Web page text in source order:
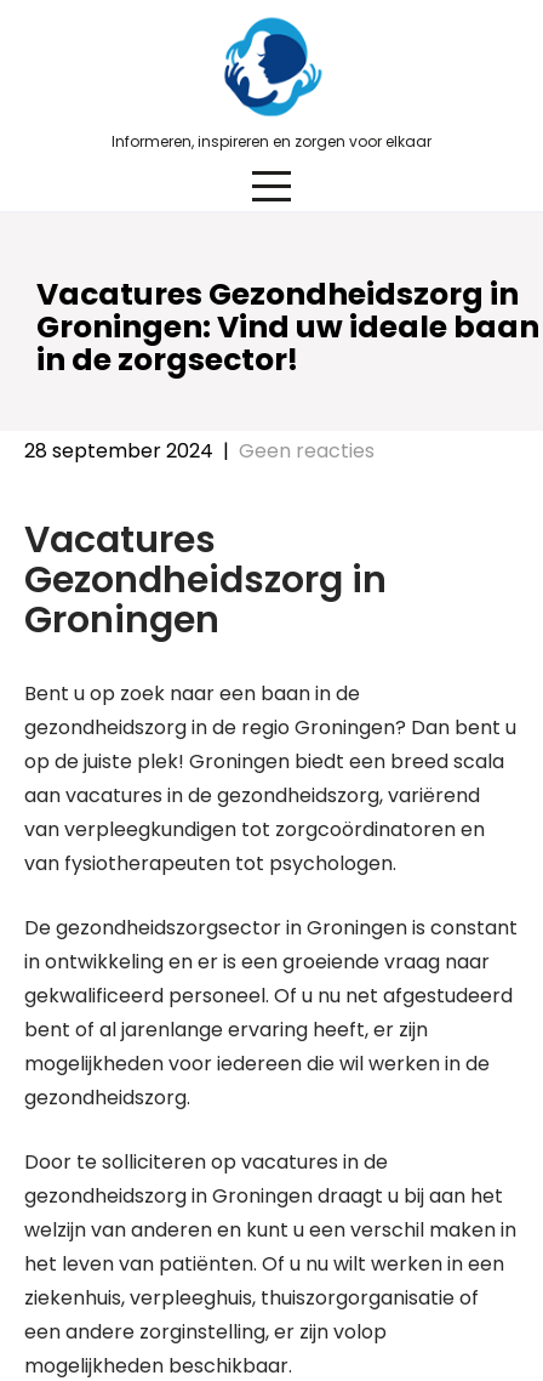
Informeren, inspireren en zorgen voor elkaar
Vacatures Gezondheidszorg in
Groningen: Vind uw ideale baan
in de zorgsector!
28 september 2024 | Geen reacties
Vacatures
Gezondheidszorg in
Groningen
Bent u op zoek naar een baan in de
gezondheidszorg in de regio Groningen? Dan bent u
op de juiste plek! Groningen biedt een breed scala
aan vacatures in de gezondheidszorg, variërend
van verpleegkundigen tot zorgcoördinatoren en
van fysiotherapeuten tot psychologen.
De gezondheidszorgsector in Groningen is constant
in ontwikkeling en er is een groeiende vraag naar
gekwalificeerd personeel. Of u nu net afgestudeerd
bent of al jarenlange ervaring heeft, er zijn
mogelijkheden voor iedereen die wil werken in de
gezondheidszorg.
Door te solliciteren op vacatures in de
gezondheidszorg in Groningen draagt u bij aan het
welzijn van anderen en kunt u een verschil maken in
het leven van patiënten. Of u nu wilt werken in een
ziekenhuis, verpleeghuis, thuiszorgorganisatie of
een andere zorginstelling, er zijn volop
mogelijkheden beschikbaar.